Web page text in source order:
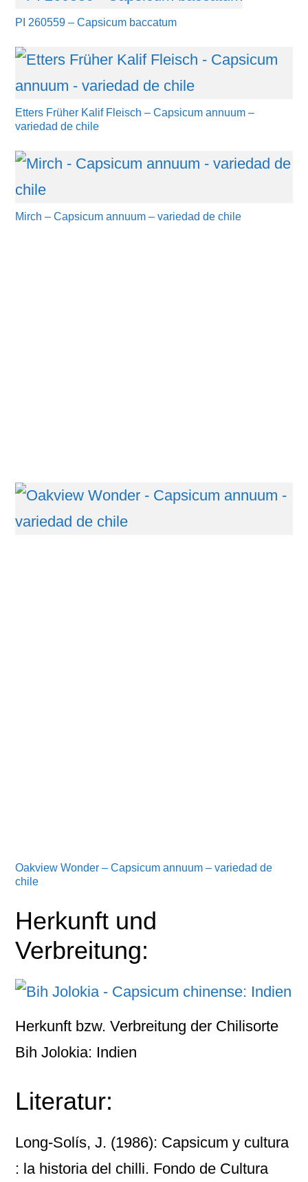
PI 260559 – Capsicum baccatum
Etters Früher Kalif Fleisch – Capsicum annuum –
variedad de chile
Mirch – Capsicum annuum – variedad de chile
Oakview Wonder – Capsicum annuum – variedad de
chile
Herkunft und
Verbreitung:
Herkunft bzw. Verbreitung der Chilisorte
Bih Jolokia: Indien
Literatur:
Long-Solís, J. (1986): Capsicum y cultura
: la historia del chilli. Fondo de Cultura